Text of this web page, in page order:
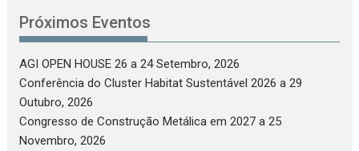
Próximos Eventos
AGI OPEN HOUSE 26 a 24 Setembro, 2026
Conferência do Cluster Habitat Sustentável 2026 a 29
Outubro, 2026
Congresso de Construção Metálica em 2027 a 25
Novembro, 2026